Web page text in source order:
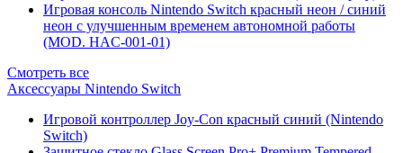
Игровая консоль Nintendo Switch красный неон / синий
неон с улучшенным временем автономной работы
(MOD. HAC-001-01)
Смотреть все
Аксессуары Nintendo Switch
Игровой контроллер Joy-Con красный синий (Nintendo
Switch)